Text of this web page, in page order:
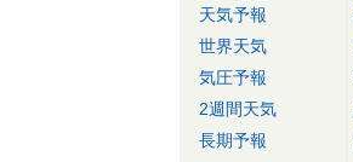
天気予報
世界天気
気圧予報
2週間天気
長期予報